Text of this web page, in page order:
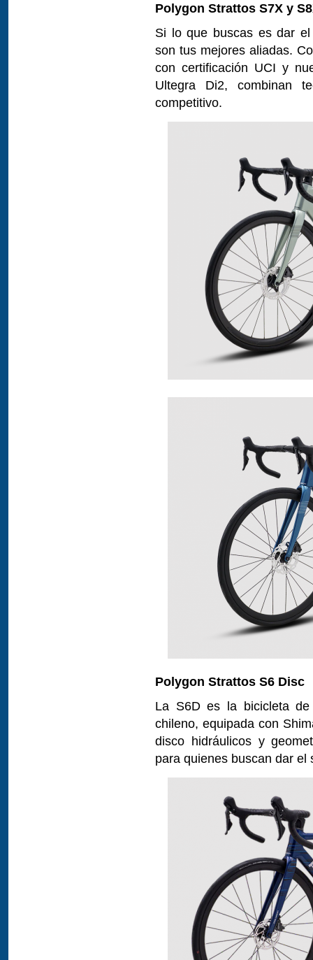
Polygon Strattos S7X y
Si lo que buscas es dar
son tus mejores aliadas.
con certificación UCI y
Ultegra Di2, combinan
competitivo.
Polygon Strattos S6 Disc
La S6D es la bicicleta de
chileno, equipada con
disco hidráulicos y
para quienes buscan dar el